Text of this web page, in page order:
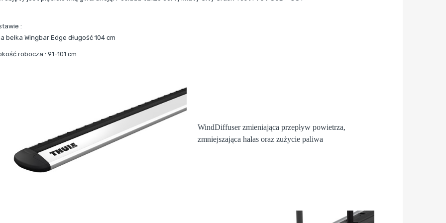
:
belka Wingbar Edge długość 104 cm
robocza : 91-101 cm
WindDiffuserzmieniająca przepływ powietrza,
zmniejszająca hałas oraz zużycie paliwa